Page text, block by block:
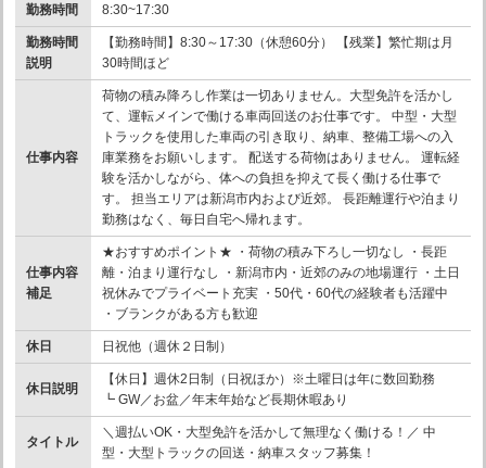
勤務時間 8:30~17:30
勤務時間
説明
【勤務時間】8:30～17:30（休憩60分） 【残業】繁忙期は月
30時間ほど
仕事内容
荷物の積み降ろし作業は一切ありません。大型免許を活かし
て、運転メインで働ける車両回送のお仕事です。 中型・大型
トラックを使用した車両の引き取り、納車、整備工場への入
庫業務をお願いします。 配送する荷物はありません。 運転経
験を活かしながら、体への負担を抑えて長く働ける仕事で
す。 担当エリアは新潟市内および近郊。 長距離運行や泊まり
勤務はなく、毎日自宅へ帰れます。
仕事内容
補足
★おすすめポイント★ ・荷物の積み下ろし一切なし ・長距
離・泊まり運行なし ・新潟市内・近郊のみの地場運行 ・土日
祝休みでプライベート充実 ・50代・60代の経験者も活躍中
・ブランクがある方も歓迎
休日 日祝他（週休２日制）
休日説明
【休日】週休2日制（日祝ほか）※土曜日は年に数回勤務
┗ GW／お盆／年末年始など長期休暇あり
タイトル
＼週払いOK・大型免許を活かして無理なく働ける！／ 中
型・大型トラックの回送・納車スタッフ募集！